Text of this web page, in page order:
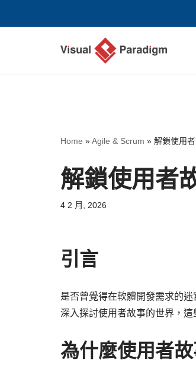
Home »Agile & Scrum » 解鎖使用
解鎖使用者
4 2 月, 2026
引言
是否曾覺得在軟體開發需求的
深入探討使用者故事的世界，
為什麼使用者